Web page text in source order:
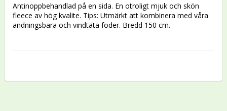
Antinoppbehandlad på en sida. En otroligt mjuk och skön
fleece av hög kvalite. Tips: Utmärkt att kombinera med våra
andningsbara och vindtäta foder. Bredd 150 cm.